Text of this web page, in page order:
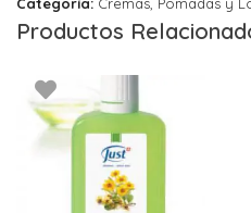
Productos